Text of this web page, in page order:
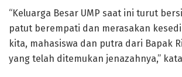
“Keluarga Besar UMP saat ini turut
patut berempati dan merasakan
kita, mahasiswa dan putra dari Bapak
yang telah ditemukan jenazahnya,”